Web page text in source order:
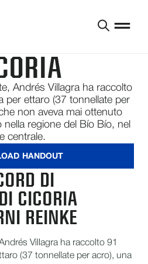
Andrés Villagra ha raccolto
per ettaro (37 tonnellate per
non aveva mai ottenuto
regione del Bío Bío, nel
centrale.
HANDOUT
DI
CICORIA
REINKE
Villagra ha raccolto 91
(37 tonnellate per acro), una